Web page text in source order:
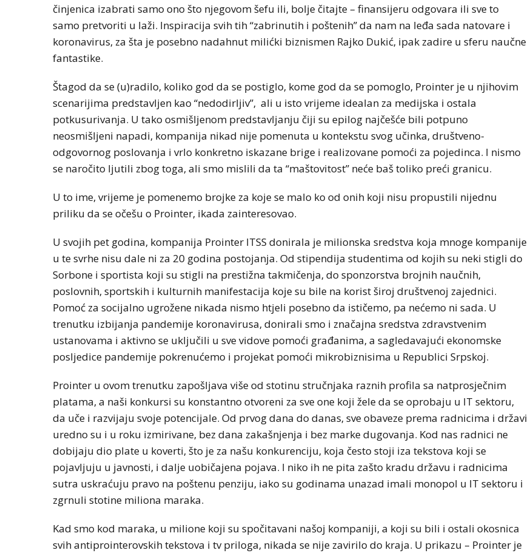
činjenica izabrati samo ono što njegovom šefu ili, bolje čitajte – finansijeru odgovara ili sve to
samo pretvoriti u laži. Inspiracija svih tih “zabrinutih i poštenih” da nam na leđa sada natovare i
koronavirus, za šta je posebno nadahnut milićki biznismen Rajko Dukić, ipak zadire u sferu naučne
fantastike.
Štagod da se (u)radilo, koliko god da se postiglo, kome god da se pomoglo, Prointer je u njihovim
scenarijima predstavljen kao “nedodirljiv”, ali u isto vrijeme idealan za medijska i ostala
potkusurivanja. U tako osmišljenom predstavljanju čiji su epilog najčešće bili potpuno
neosmišljeni napadi, kompanija nikad nije pomenuta u kontekstu svog učinka, društveno-
odgovornog poslovanja i vrlo konkretno iskazane brige i realizovane pomoći za pojedinca. I nismo
se naročito ljutili zbog toga, ali smo mislili da ta “maštovitost” neće baš toliko preći granicu.
U to ime, vrijeme je pomenemo brojke za koje se malo ko od onih koji nisu propustili nijednu
priliku da se očešu o Prointer, ikada zainteresovao.
U svojih pet godina, kompanija Prointer ITSS donirala je milionska sredstva koja mnoge kompanije
u te svrhe nisu dale ni za 20 godina postojanja. Od stipendija studentima od kojih su neki stigli do
Sorbone i sportista koji su stigli na prestižna takmičenja, do sponzorstva brojnih naučnih,
poslovnih, sportskih i kulturnih manifestacija koje su bile na korist široj društvenoj zajednici.
Pomoć za socijalno ugrožene nikada nismo htjeli posebno da ističemo, pa nećemo ni sada. U
trenutku izbijanja pandemije koronavirusa, donirali smo i značajna sredstva zdravstvenim
ustanovama i aktivno se uključili u sve vidove pomoći građanima, a sagledavajući ekonomske
posljedice pandemije pokrenućemo i projekat pomoći mikrobiznisima u Republici Srpskoj.
Prointer u ovom trenutku zapošljava više od stotinu stručnjaka raznih profila sa natprosječnim
platama, a naši konkursi su konstantno otvoreni za sve one koji žele da se oprobaju u IT sektoru,
da uče i razvijaju svoje potencijale. Od prvog dana do danas, sve obaveze prema radnicima i državi
uredno su i u roku izmirivane, bez dana zakašnjenja i bez marke dugovanja. Kod nas radnici ne
dobijaju dio plate u koverti, što je za našu konkurenciju, koja često stoji iza tekstova koji se
pojavljuju u javnosti, i dalje uobičajena pojava. I niko ih ne pita zašto kradu državu i radnicima
sutra uskraćuju pravo na poštenu penziju, iako su godinama unazad imali monopol u IT sektoru i
zgrnuli stotine miliona maraka.
Kad smo kod maraka, u milione koji su spočitavani našoj kompaniji, a koji su bili i ostali okosnica
svih antiprointerovskih tekstova i tv priloga, nikada se nije zavirilo do kraja. U prikazu – Prointer je